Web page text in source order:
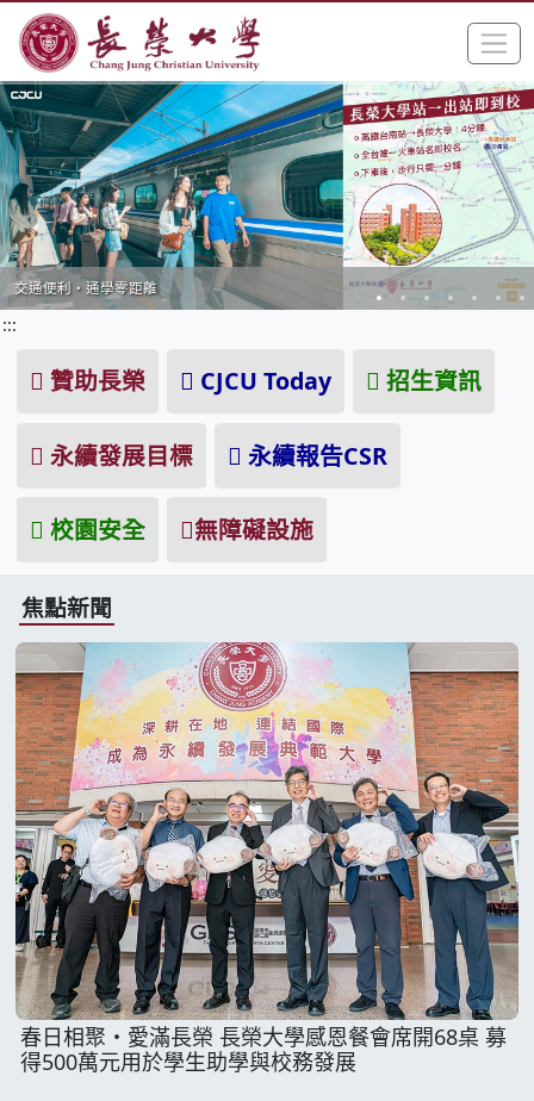
跳到主要內容區塊
長榮大學全球資訊網中文網頁
手
交通便利・通學零距離
:::
贊助長榮 CJCU Today 招生資訊
永續發展目標 永續報告CSR
校園安全 無障礙設施
焦點新聞
春日相聚・愛滿長榮 長榮大學感恩餐會席開68桌 募
得500萬元用於學生助學與校務發展